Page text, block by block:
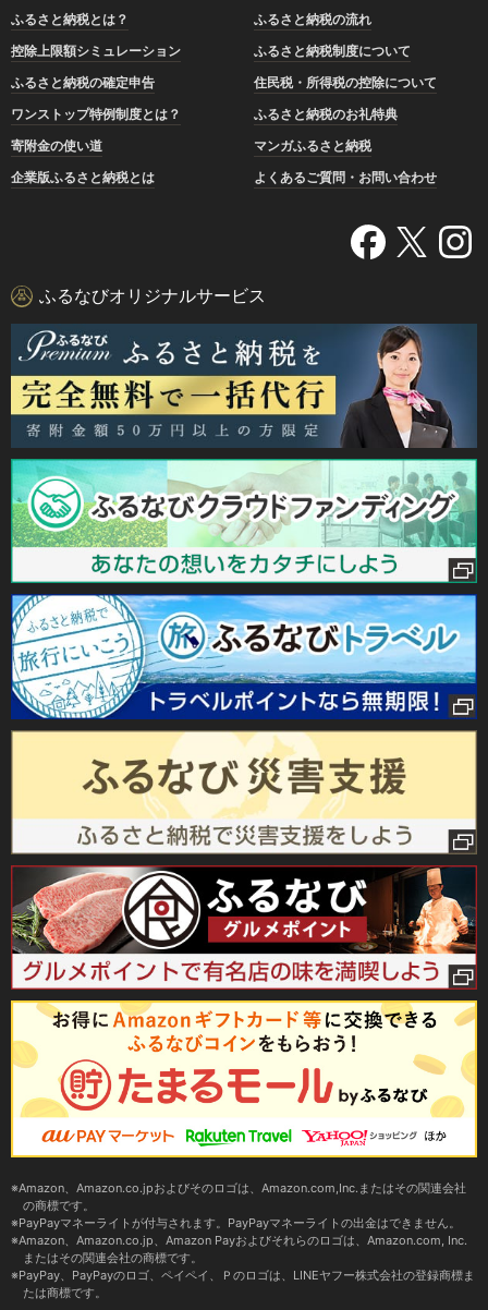
ふるさと納税とは？
ふるさと納税の流れ
控除上限額シミュレーション
ふるさと納税制度について
ふるさと納税の確定申告
住民税・所得税の控除について
ワンストップ特例制度とは？
ふるさと納税のお礼特典
寄附金の使い道
マンガふるさと納税
企業版ふるさと納税とは
よくあるご質問・お問い合わせ
ふるなびオリジナルサービス
Amazon、Amazon.co.jpおよびそのロゴは、Amazon.com,Inc.またはその関連会社
の商標です。
PayPayマネーライトが付与されます。PayPayマネーライトの出金はできません。
Amazon、Amazon.co.jp、Amazon Payおよびそれらのロゴは、Amazon.com, Inc.
またはその関連会社の商標です。
PayPay、PayPayのロゴ、ペイペイ、Ｐのロゴは、LINEヤフー株式会社の登録商標ま
たは商標です。